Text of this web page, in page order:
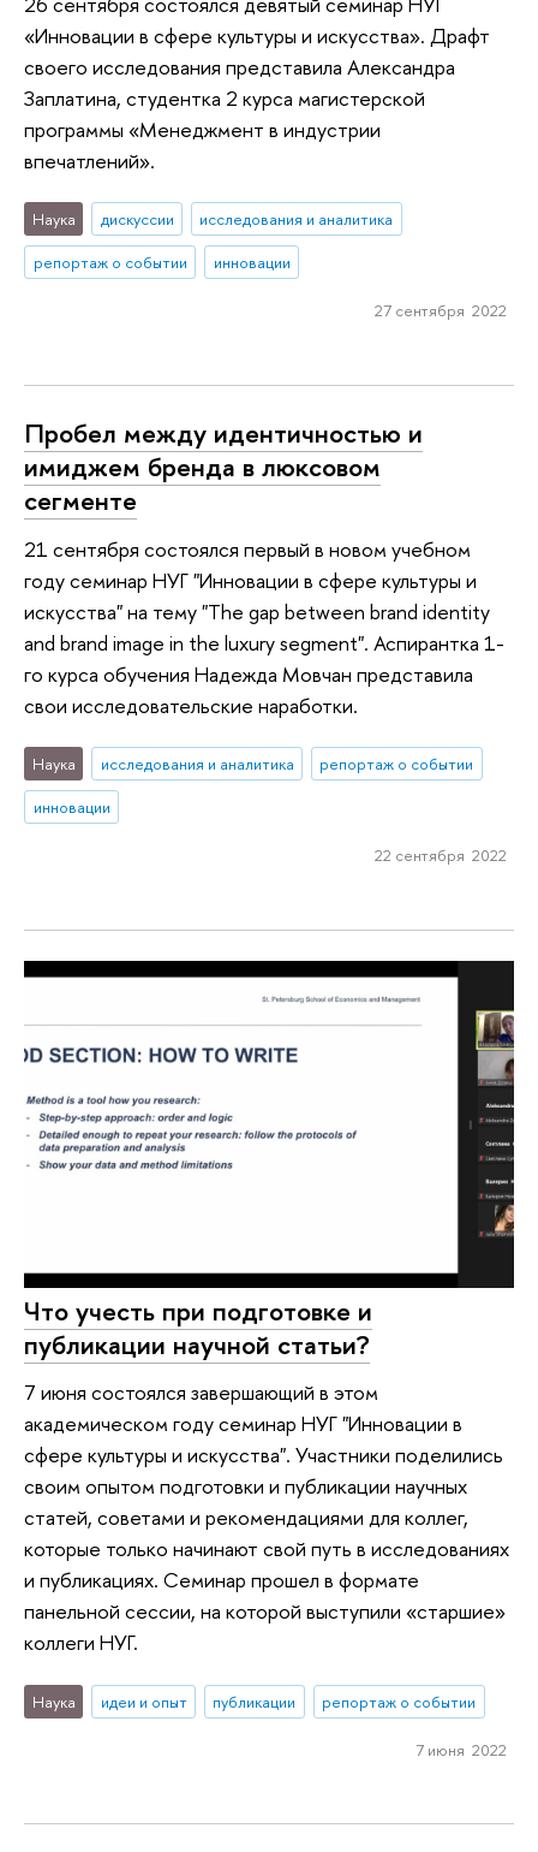
«Инновации в сфере культуры и искусства». Драфт
своего исследования представила Александра
Заплатина, студентка 2 курса магистерской
программы «Менеджмент в индустрии
впечатлений».
Наука дискуссии
исследования и аналитика
репортаж о событии
инновации
27 сентября 2022
Пробел между идентичностью и
имиджем бренда в люксовом
сегменте
21 сентября состоялся первый в новом учебном
году семинар НУГ "Инновации в сфере культуры и
искусства" на тему "The gap between brand identity
and brand image in the luxury segment". Аспирантка 1-
го курса обучения Надежда Мовчан представила
свои исследовательские наработки.
Наука исследования и аналитика
репортаж о событии
инновации
22 сентября 2022
Что учесть при подготовке и
публикации научной статьи?
7 июня состоялся завершающий в этом
академическом году семинар НУГ "Инновации в
сфере культуры и искусства". Участники поделились
своим опытом подготовки и публикации научных
статей, советами и рекомендациями для коллег,
которые только начинают свой путь в исследованиях
и публикациях. Семинар прошел в формате
панельной сессии, на которой выступили «старшие»
коллеги НУГ.
Наука идеи и опыт публикации репортаж о событии
7 июня 2022